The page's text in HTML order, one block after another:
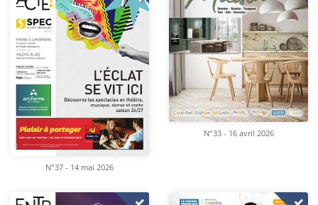
N°37 - 14 mai 2026
N°33 - 16 avril 2026